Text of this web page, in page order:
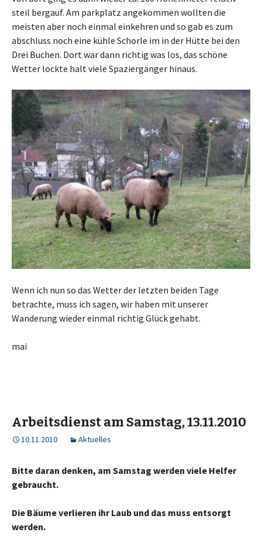
steil bergauf. Am parkplatz angekommen wollten die
meisten aber noch einmal einkehren und so gab es zum
abschluss noch eine kühle Schorle im in der Hütte bei den
Drei Buchen. Dort war dann richtig was los, das schöne
Wetter lockte halt viele Spaziergänger hinaus.
Wenn ich nun so das Wetter der letzten beiden Tage
betrachte, muss ich sagen, wir haben mit unserer
Wanderung wieder einmal richtig Glück gehabt.
mai
Arbeitsdienst am Samstag, 13.11.2010
10.11.2010 Aktuelles
Bitte daran denken, am Samstag werden viele Helfer
gebraucht.
Die Bäume verlieren ihr Laub und das muss entsorgt
werden.